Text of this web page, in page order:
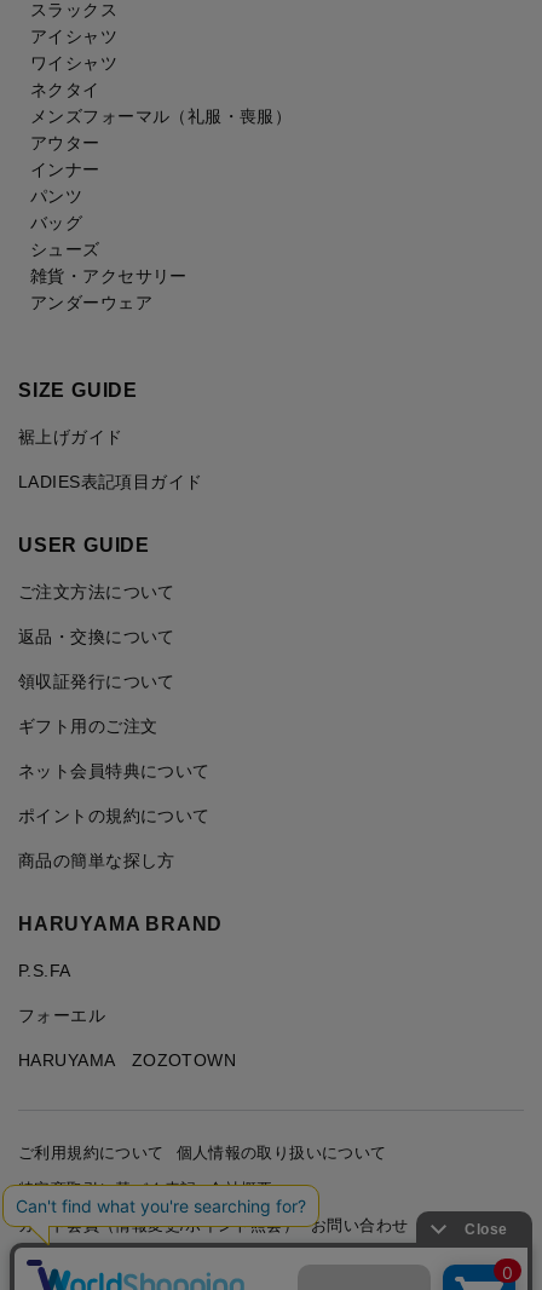
スラックス
アイシャツ
ワイシャツ
ネクタイ
メンズフォーマル （礼服・喪服）
アウター
インナー
パンツ
バッグ
シューズ
雑貨・アクセサリー
アンダーウェア
SIZE GUIDE
裾上げガイド
LADIES表記項目ガイド
USER GUIDE
ご注文方法について
返品・交換について
領収証発行について
ギフト用のご注文
ネット会員特典について
ポイントの規約について
商品の簡単な探し方
HARUYAMA BRAND
P.S.FA
フォーエル
HARUYAMA ZOZOTOWN
ご利用規約について
個人情報の取り扱いについて
特定商取引に基づく表記
会社概要
カード会員（情報変更/ポイント照会）
お問い合わせ